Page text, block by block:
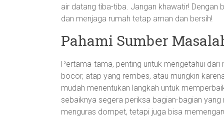
air datang tiba-tiba. Jangan khawatir!
dan menjaga rumah tetap aman dan bersih!
Pahami Sumber
Pertama-tama, penting untuk mengetahui
bocor, atap yang rembes, atau mungkin
mudah menentukan langkah untuk
sebaiknya segera periksa bagian-bagian
menguras dompet, tetapi juga bisa